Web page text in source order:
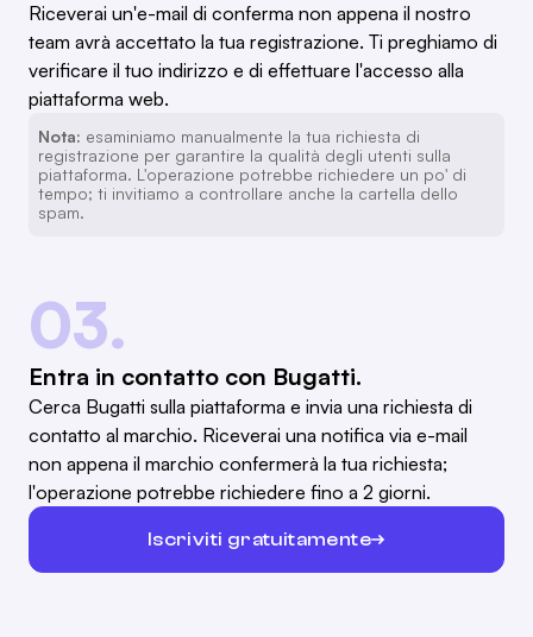
Riceverai un'e-mail di conferma non appena il nostro
team avrà accettato la tua registrazione. Ti preghiamo di
verificare il tuo indirizzo e di effettuare l'accesso alla
piattaforma web.
Nota: esaminiamo manualmente la tua richiesta di
registrazione per garantire la qualità degli utenti sulla
piattaforma. L'operazione potrebbe richiedere un po' di
tempo; ti invitiamo a controllare anche la cartella dello
spam.
03.
Entra in contatto con Bugatti.
Cerca Bugatti sulla piattaforma e invia una richiesta di
contatto al marchio. Riceverai una notifica via e-mail
non appena il marchio confermerà la tua richiesta;
l'operazione potrebbe richiedere fino a 2 giorni.
Iscriviti gratuitamente